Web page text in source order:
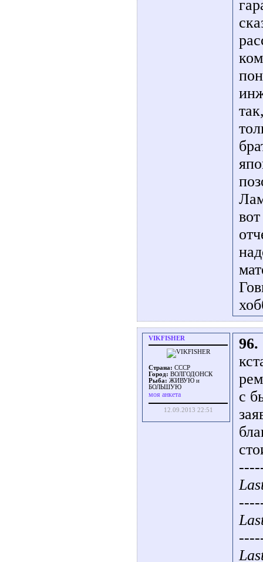
VIKFISHER
Страна: СССР
Город: ВОЛГОДОНСК
Рыба: ЖИВУЮ и
БОЛЬШУЮ
моя анкета
12.09.2013 22:51
96.
с